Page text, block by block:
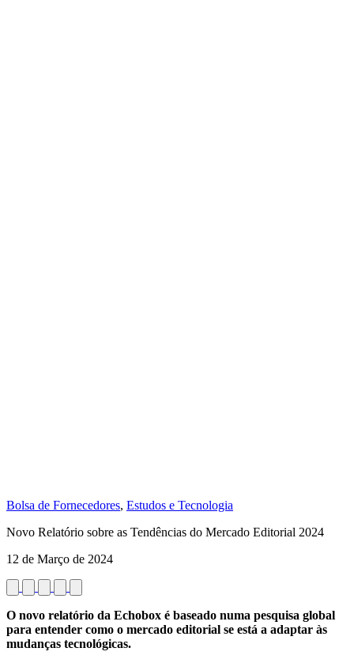
Bolsa de Fornecedores, Estudos e Tecnologia
Novo Relatório sobre as Tendências do Mercado Editorial 2024
12 de Março de 2024
O novo relatório da Echobox é baseado numa pesquisa global
para entender como o mercado editorial se está a adaptar às
mudanças tecnológicas.